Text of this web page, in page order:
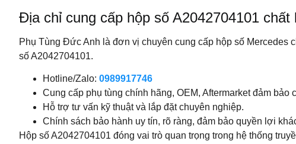
Địa chỉ cung cấp hộp số A2042704101 chất
Phụ Tùng Đức Anh là đơn vị chuyên cung cấp hộp số
số A2042704101.
Hotline/Zalo: 0989917746
Cung cấp phụ tùng chính hãng, OEM, Aftermarket đảm bảo
Hỗ trợ tư vấn kỹ thuật và lắp đặt chuyên nghiệp.
Chính sách bảo hành uy tín, rõ ràng, đảm bảo quyền lợi
Hộp số A2042704101 đóng vai trò quan trọng trong hệ thống